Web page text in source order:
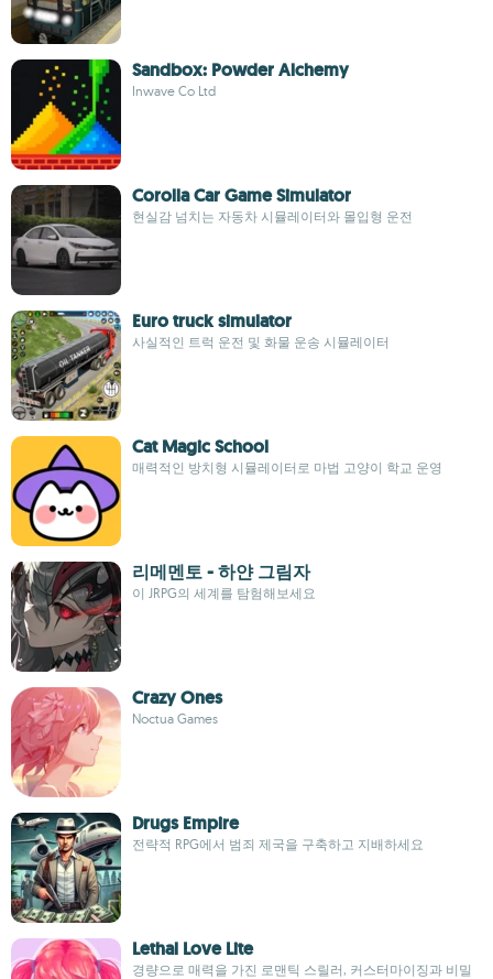
Sandbox: Powder Alchemy
Inwave Co Ltd
Corolla Car Game Simulator
현실감 넘치는 자동차 시뮬레이터와 몰입형 운전
Euro truck simulator
사실적인 트럭 운전 및 화물 운송 시뮬레이터
Cat Magic School
매력적인 방치형 시뮬레이터로 마법 고양이 학교 운영
리메멘토 - 하얀 그림자
이 JRPG의 세계를 탐험해보세요
Crazy Ones
Noctua Games
Drugs Empire
전략적 RPG에서 범죄 제국을 구축하고 지배하세요
Lethal Love Lite
경량으로 매력을 가진 로맨틱 스릴러, 커스터마이징과 비밀